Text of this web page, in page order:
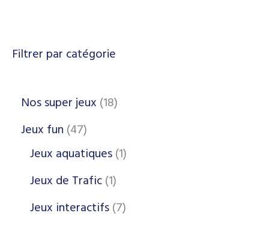
Filtrer par catégorie
Nos super jeux 18
Jeux fun 47
Jeux aquatiques 1
Jeux de Trafic 1
Jeux interactifs 7